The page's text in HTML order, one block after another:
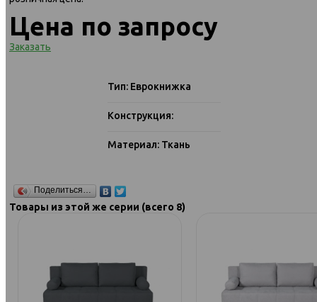
Цена по запросу
Заказать
Тип: Еврокнижка
Конструкция:
Материал: Ткань
Поделиться…
Товары из этой же серии (всего 8)